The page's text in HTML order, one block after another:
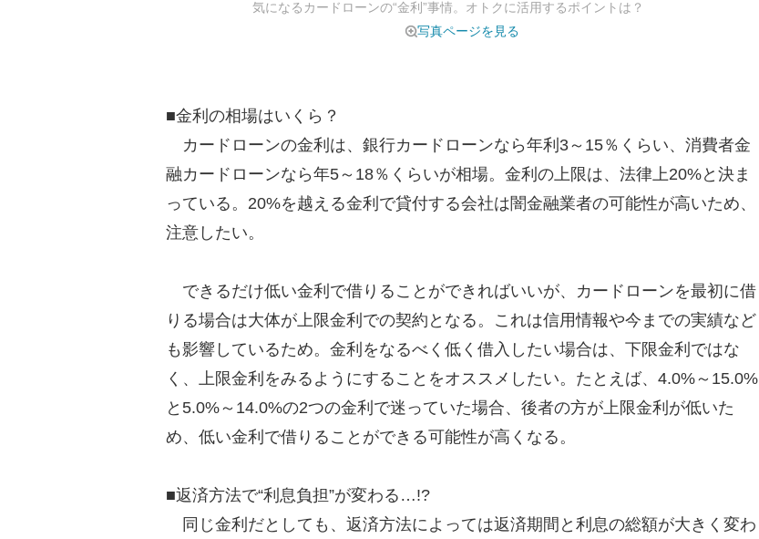
気になるカードローンの“金利”事情。オトクに活用するポイントは？
写真ページを見る
■金利の相場はいくら？
カードローンの金利は、銀行カードローンなら年利3～15％くらい、消費者金
融カードローンなら年5～18％くらいが相場。金利の上限は、法律上20%と決ま
っている。20%を越える金利で貸付する会社は闇金融業者の可能性が高いため、
注意したい。
できるだけ低い金利で借りることができればいいが、カードローンを最初に借
りる場合は大体が上限金利での契約となる。これは信用情報や今までの実績など
も影響しているため。金利をなるべく低く借入したい場合は、下限金利ではな
く、上限金利をみるようにすることをオススメしたい。たとえば、4.0%～15.0%
と5.0%～14.0%の2つの金利で迷っていた場合、後者の方が上限金利が低いた
め、低い金利で借りることができる可能性が高くなる。
■返済方法で“利息負担”が変わる…!?
同じ金利だとしても、返済方法によっては返済期間と利息の総額が大きく変わ